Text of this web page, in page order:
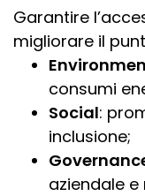
Garantire
migliorare il
consumi
Social:
inclusione;
aziendale e